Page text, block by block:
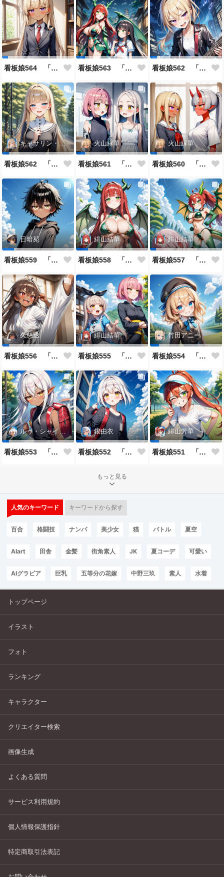
看板娘564 「ジェルマ・レスポストン・八百のよもやま話」 看板娘563 「騒ぎの終わり」 看板娘562 「八木沼千絵のよもやま話」
キャサリン・アストリー
看板娘562 「キャサリン・アストリーのよもやま話」
火山縁華
看板娘561 「火山一族」
火山縁華
看板娘560 「緋山一族」
日暗苑
看板娘559 「日暗苑のよもやま話」
緋山結華
看板娘558 「緋山結華」キャラクター紹介
緋山結華
看板娘557 「其々の再会」
久慈透
看板娘556 「久慈透のよもやま話」
緋山結華
看板娘555 「帰還、そして目覚め。」
竹田アニー
看板娘554 「竹田アニーのよもやま話」
ルゥ・シャイニー
看板娘553 「ルゥ・シャイニーのよもやま話」
銀由衣
看板娘552 「銀由衣」
緋山芳華
看板娘551 「緋山芳華のよもやま話」
もっと見る
人気のキーワード キーワードから探す
百合 格闘技 ナンパ 美少女 猫 バトル 夏空
AIart 田舎 金髪 街角素人 JK 夏コーデ 可愛い
AIグラビア 巨乳 五等分の花嫁 中野三玖 素人 水着
トップページ
イラスト
フォト
ランキング
キャラクター
クリエイター検索
画像生成
よくある質問
サービス利用規約
個人情報保護指針
特定商取引法表記